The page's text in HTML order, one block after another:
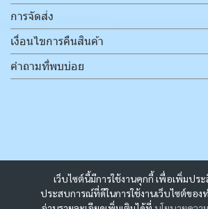
เว็บไซต์นี้มีการใช้งานคุกกี้ เพื่อเพิ่มปร
ประสบการณ์ที่ดีในการใช้งานเว็บไซต์ของ
การจัดส่ง
เงื่อนไขการคืนสินค้า
คำถามที่พบบ่อย